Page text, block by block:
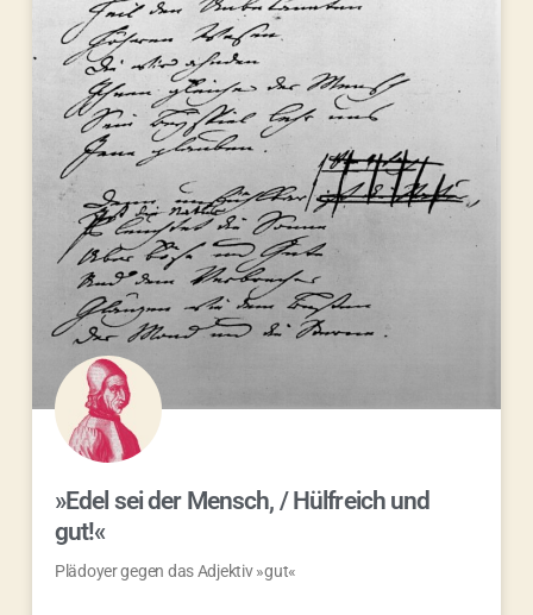
»Edel sei der Mensch, / Hülfreich und
gut!«
Plädoyer gegen das Adjektiv »gut«